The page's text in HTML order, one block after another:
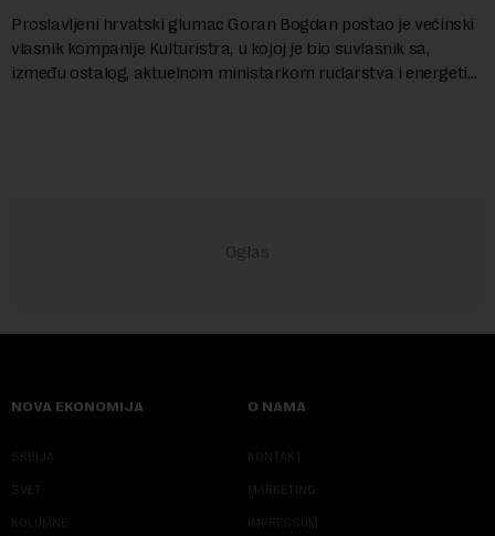
Proslavljeni hrvatski glumac Goran Bogdan postao je većinski
vlasnik kompanije Kulturistra, u kojoj je bio suvlasnik sa,
između ostalog, aktuelnom ministarkom rudarstva i energetike
NOVA EKONOMIJA
SRBIJA
SVET
KOLUMNE
O NAMA
KONTAKT
MARKETING
IMPRESSUM